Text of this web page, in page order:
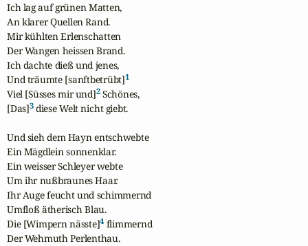
Ich lag auf grünen Matten,
An klarer Quellen Rand.
Mir kühlten Erlenschatten
Der Wangen heissen Brand.
Ich dachte dieß und jenes,
Und träumte [sanftbetrübt]1
Viel [Süsses mir und]2 Schönes,
[Das]3 diese Welt nicht giebt.
Und sieh dem Hayn entschwebte
Ein Mägdlein sonnenklar.
Ein weisser Schleyer webte
Um ihr nußbraunes Haar.
Ihr Auge feucht und schimmernd
Umfloß ätherisch Blau.
Die [Wimpern nässte]4 flimmernd
Der Wehmuth Perlenthau.